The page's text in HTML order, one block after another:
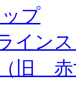
プ
イン
旧 赤